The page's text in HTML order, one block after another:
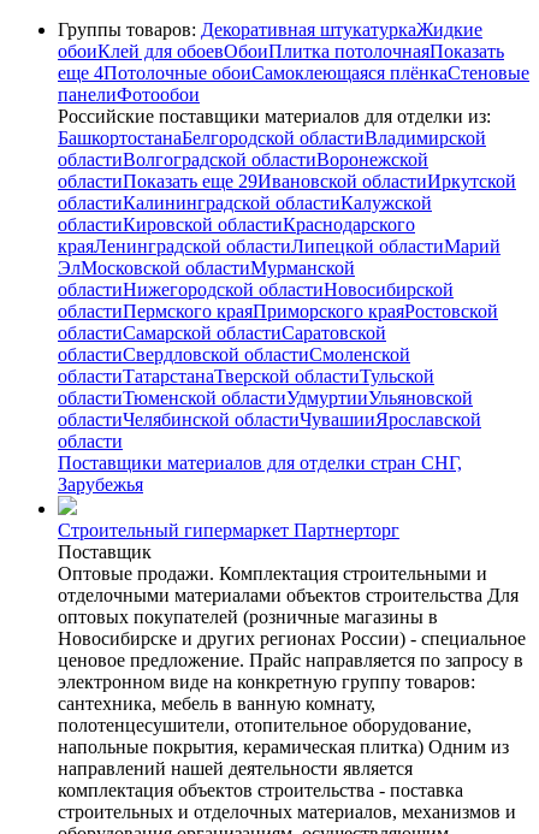
Группы товаров: Декоративная штукатуркаЖидкие
обоиКлей для обоевОбоиПлитка потолочнаяПоказать
еще 4Потолочные обоиСамоклеющаяся плёнкаСтеновые
панелиФотообои
Российские поставщики материалов для отделки из:
БашкортостанаБелгородской областиВладимирской
областиВолгоградской областиВоронежской
областиПоказать еще 29Ивановской областиИркутской
областиКалининградской областиКалужской
областиКировской областиКраснодарского
краяЛенинградской областиЛипецкой областиМарий
ЭлМосковской областиМурманской
областиНижегородской областиНовосибирской
областиПермского краяПриморского краяРостовской
областиСамарской областиСаратовской
областиСвердловской областиСмоленской
областиТатарстанаТверской областиТульской
областиТюменской областиУдмуртииУльяновской
областиЧелябинской областиЧувашииЯрославской
области
Поставщики материалов для отделки стран СНГ,
Зарубежья
Строительный гипермаркет Партнерторг
Поставщик
Оптовые продажи. Комплектация строительными и
отделочными материалами объектов строительства Для
оптовых покупателей (розничные магазины в
Новосибирске и других регионах России) - специальное
ценовое предложение. Прайс направляется по запросу в
электронном виде на конкретную группу товаров:
сантехника, мебель в ванную комнату,
полотенцесушители, отопительное оборудование,
напольные покрытия, керамическая плитка) Одним из
направлений нашей деятельности является
комплектация объектов строительства - поставка
строительных и отделочных материалов, механизмов и